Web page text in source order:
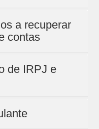
a recuperar
contas
de IRPJ e